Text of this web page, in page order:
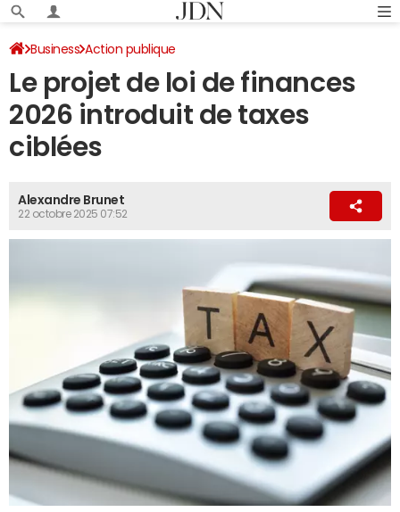
Business Action publique
Le projet de loi de finances
2026 introduit de taxes
ciblées
Alexandre Brunet
22 octobre 2025 07:52